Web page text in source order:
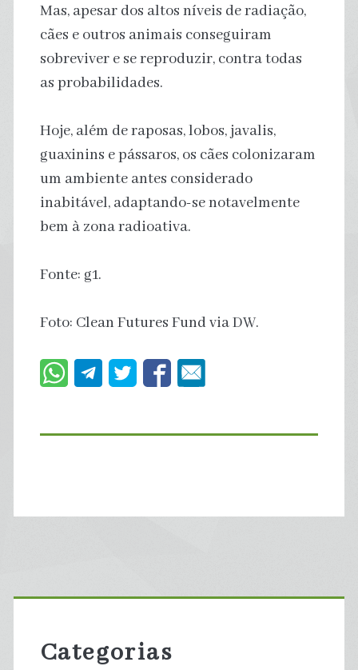
Mas, apesar dos altos níveis de radiação,
cães e outros animais conseguiram
sobreviver e se reproduzir, contra todas
as probabilidades.
Hoje, além de raposas, lobos, javalis,
guaxinins e pássaros, os cães colonizaram
um ambiente antes considerado
inabitável, adaptando-se notavelmente
bem à zona radioativa.
Fonte: g1.
Foto: Clean Futures Fund via DW.
Primary
Sidebar
Categorias